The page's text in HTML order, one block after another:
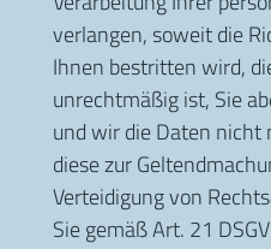
verlangen, soweit die
Ihnen bestritten wird,
unrechtmäßig ist, Sie
und wir die Daten nicht
diese zur
Verteidigung von
Sie gemäß Art. 21